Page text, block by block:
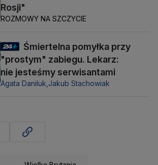
Rosji"
ROZMOWY NA SZCZYCIE
Śmiertelna pomyłka przy
"prostym" zabiegu. Lekarz:
nie jesteśmy serwisantami
Agata Daniluk, Jakub Stachowiak